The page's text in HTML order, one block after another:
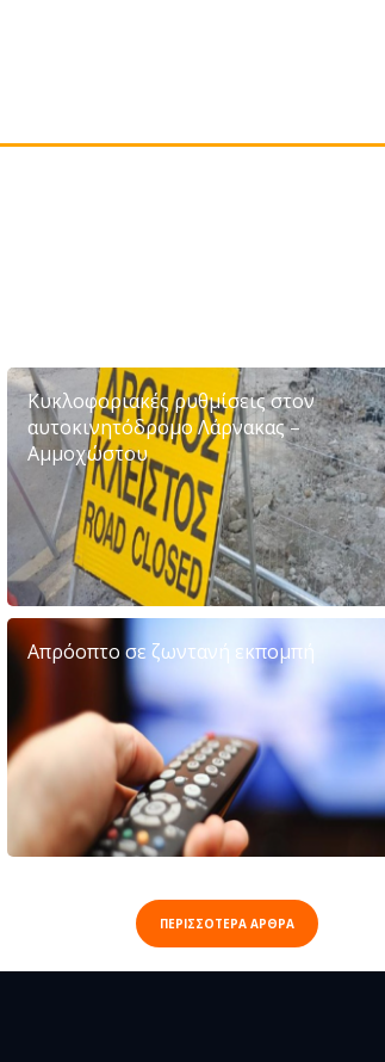
Κυκλοφοριακές ρυθμίσεις στον
αυτοκινητόδρομο Λάρνακας –
Αμμοχώστου
Απρόοπτο σε ζωντανή εκπομπή
ΠΕΡΙΣΣΟΤΕΡΑ ΑΡΘΡΑ